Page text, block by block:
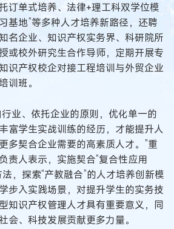
订单式培养、法律+理工科双学位模
基地”等多种人才培养新路径，还聘
名企业、知识产权实务界、科研院所
或校外研究生合作导师，定期开展专
识产权校企对接工程培训与外贸企业
训班。
业、依托企业的原则，优化单一的
富学生实战训练的经历，才能提升人
多契合企业需要的高素质人才。”重
责人表示，实施契合“复合性应用
，探索“产教融合”的人才培养创新模
步入实践场景，对提升学生的实务技
知识产权管理人才具有重要意义，同
会、科技发展贡献更多力量。